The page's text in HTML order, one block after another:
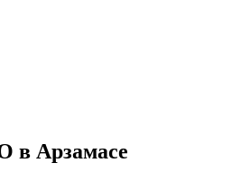
в Арзамасе